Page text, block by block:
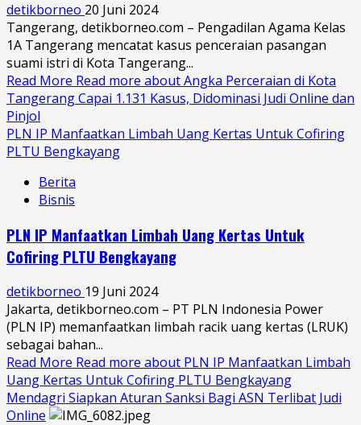
detikborneo 20 Juni 2024
Tangerang, detikborneo.com – Pengadilan Agama Kelas
1A Tangerang mencatat kasus penceraian pasangan
suami istri di Kota Tangerang...
Read More Read more about Angka Perceraian di Kota
Tangerang Capai 1.131 Kasus, Didominasi Judi Online dan
Pinjol
PLN IP Manfaatkan Limbah Uang Kertas Untuk Cofiring
PLTU Bengkayang
Berita
Bisnis
PLN IP Manfaatkan Limbah Uang Kertas Untuk
Cofiring PLTU Bengkayang
detikborneo 19 Juni 2024
Jakarta, detikborneo.com – PT PLN Indonesia Power
(PLN IP) memanfaatkan limbah racik uang kertas (LRUK)
sebagai bahan...
Read More Read more about PLN IP Manfaatkan Limbah
Uang Kertas Untuk Cofiring PLTU Bengkayang
Mendagri Siapkan Aturan Sanksi Bagi ASN Terlibat Judi
Online